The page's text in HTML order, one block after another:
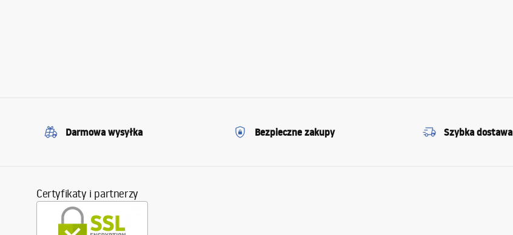
Darmowa wysyłka Bezpieczne zakupy Szybka dostawa
Certyfikaty i partnerzy